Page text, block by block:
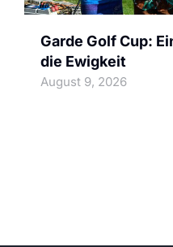
Garde Golf Cup:
die Ewigkeit
August 9, 2026